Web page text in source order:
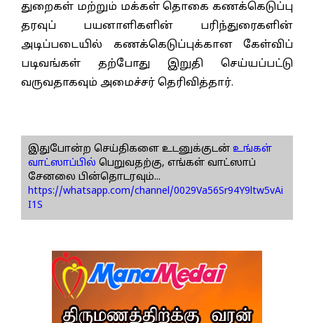
துறைகள் மற்றும் மக்கள் தொகை கணக்கெடுப்பு
தரவுப் பயனாளிகளின் பரிந்துரைகளின்
அடிப்படையில் கணக்கெடுப்புக்கான கேள்விப்
படிவங்கள் தற்போது இறுதி செய்யப்பட்டு
வருவதாகவும் அமைச்சர் தெரிவித்தார்.
இதுபோன்ற செய்திகளை உடனுக்குடன் உங்கள்
வாட்ஸாப்பில் பெறுவதற்கு, எங்கள் வாட்ஸாப்
சேனலை பின்தொடரவும்...
https://whatsapp.com/channel/0029Va56Sr94Y9ltw5vAi
I1S